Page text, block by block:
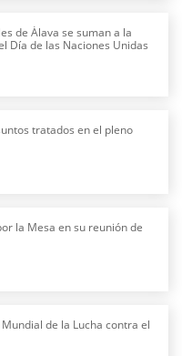
de Álava se suman a la
Día de las Naciones Unidas
tratados en el pleno
la Mesa en su reunión de
de la Lucha contra el